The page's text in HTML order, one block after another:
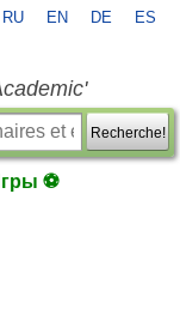
RU EN DE ES
Recherche!
⚽